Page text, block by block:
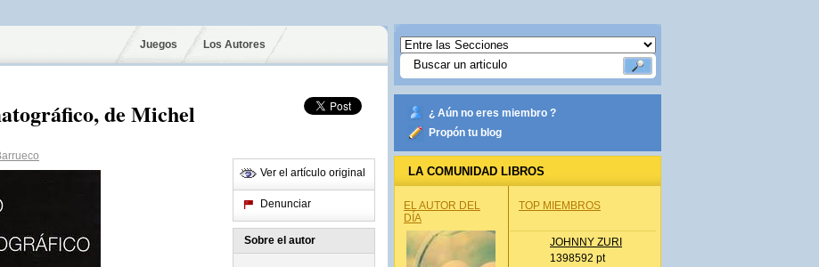
Juegos Los Autores
de Michel
Ver el artículo original
Denunciar
Sobre el autor
¿ Aún no eres miembro ?
Propón tu blog
LA COMUNIDAD LIBROS
EL AUTOR DEL
DÍA
TOP MIEMBROS
JOHNNY ZURI
1398592 pt